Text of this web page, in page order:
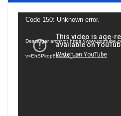
Reproductor
vídeo
Code 150: Unknown error.
Descargar archivo: https://
v=EhSPkop8KPY&_=2